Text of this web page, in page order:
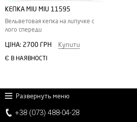
+38 (073) 488-04-28
КЕПКА MIU MIU 11595
Вельветовая кепка на липучке с
лого спереди
ЦІНА: 2700 ГРН Купити
Є В НАЯВНОСТІ
Развернуть меню